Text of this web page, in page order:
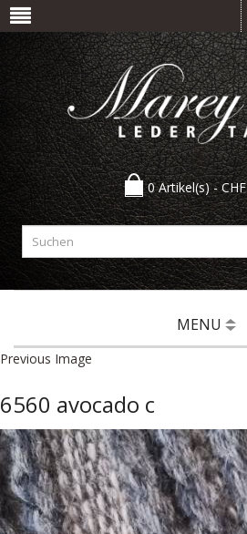
0 Artikel(s) -CHF
MENU
Previous Image
6560 avocado c